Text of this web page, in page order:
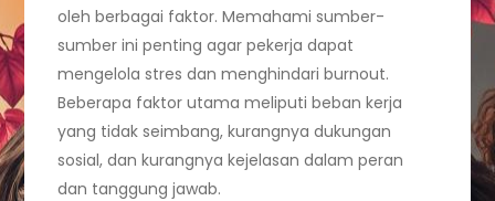
oleh berbagai faktor. Memahami sumber-
sumber ini penting agar pekerja dapat
mengelola stres dan menghindari burnout.
Beberapa faktor utama meliputi beban kerja
yang tidak seimbang, kurangnya dukungan
sosial, dan kurangnya kejelasan dalam peran
dan tanggung jawab.